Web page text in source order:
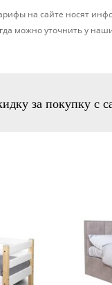
на сайте носят
можно уточнить у
за покупку с